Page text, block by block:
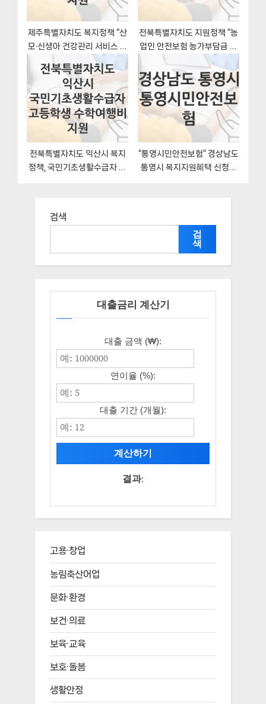
제주특별자치도 복지정책 “산
모·신생아 건강관리 서비스 본
인부담금 지원” 보건행정과 –
신청 서류와 자격
전북특별자치도 지원정책 “농
업인 안전보험 농가부담금 지
원” 스마트농산과 – 신청 일정
과 자격조건
전북특별자치도 익산시 복지
정책, 국민기초생활수급자 고
“통영시민안전보험” 경상남도
통영시 복지지원혜택 신청조
검색
검
색
대출금리 계산기
대출 금액 (₩):
연이율 (%):
대출 기간 (개월):
계산하기
결과:
고용·창업
농림축산어업
문화·환경
보건·의료
보육·교육
보호·돌봄
생활안정